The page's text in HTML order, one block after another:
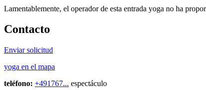
Lamentablemente, el operador de esta entrada yoga no ha
Contacto
Enviar solicitud
yoga en el mapa
teléfono: +491767... espectáculo